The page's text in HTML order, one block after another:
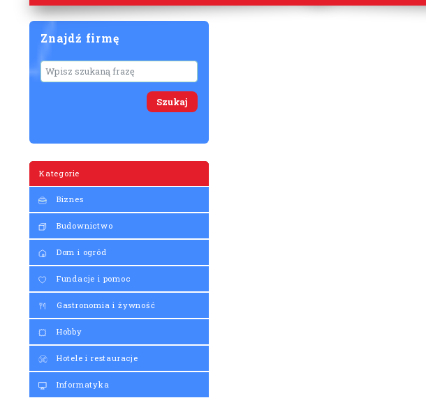
Znajdź firmę
Wyszukaj
Kategorie
Biznes
Budownictwo
Dom i ogród
Fundacje i pomoc
Gastronomia i żywność
Hobby
Hotele i restauracje
Informatyka